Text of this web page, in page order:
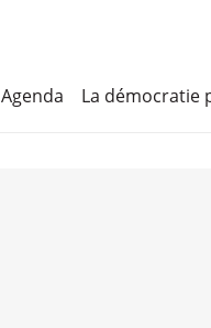
Agenda La démocratie